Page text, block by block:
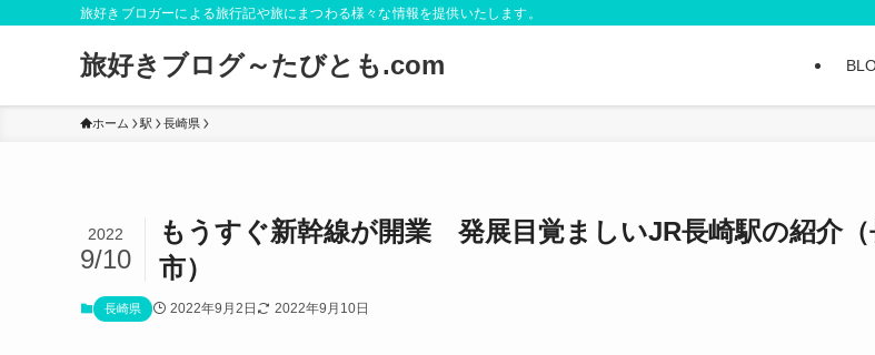
旅好きブロガーによる旅行記や旅にまつわる様々な情報を提供いたします。
旅好きブログ～たびとも.com
ホーム 駅 長崎県
もうすぐ新幹線が開業 発展目覚ましいJR長崎駅の紹介（
市）
2022
9/10
長崎県 2022年9月2日 2022年9月10日